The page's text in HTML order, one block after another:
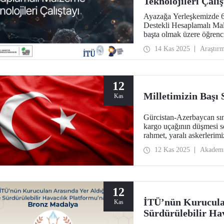
Ayazağa Yerleşkemizde
Destekli Hesaplamalı
başta olmak üzere
14 Kas 2025
12
Kas Milletimizin Başı
Gürcistan-Azerbaycan
kargo uçağının
rahmet, yaralı
12 Kas 2025
12
Kas
İTÜ’nün
Sürdürülebilir